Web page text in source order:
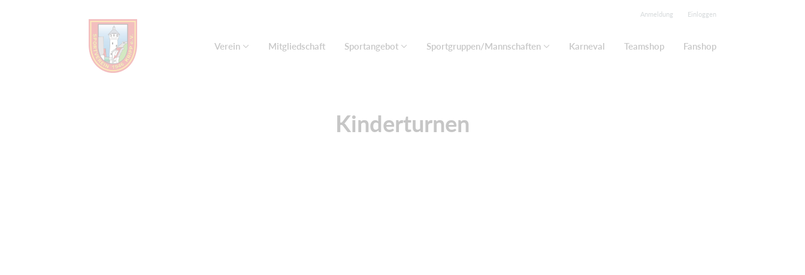
Anmeldung Einloggen
Verein Mitgliedschaft Sportangebot Sportgruppen/Mannschaften Karneval Teamshop Fanshop
Kinderturnen